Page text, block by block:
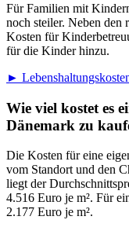
Für Familien mit
noch steiler. Neben den
Kosten für
für die Kinder hinzu.
►
Wie viel kostet es
Dänemark zu
Die Kosten für eine
vom Standort und den
liegt der
4.516 Euro je m². Für
2.177 Euro je m².